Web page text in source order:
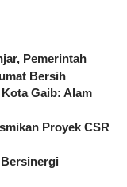
Pemerintah
Bersih
Gaib: Alam
Proyek CSR
Bersinergi